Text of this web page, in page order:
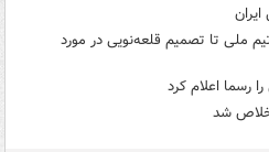
ملی تا تصمیم قلعه‌نویی در مورد
رسما اعلام کرد
خلاص شد